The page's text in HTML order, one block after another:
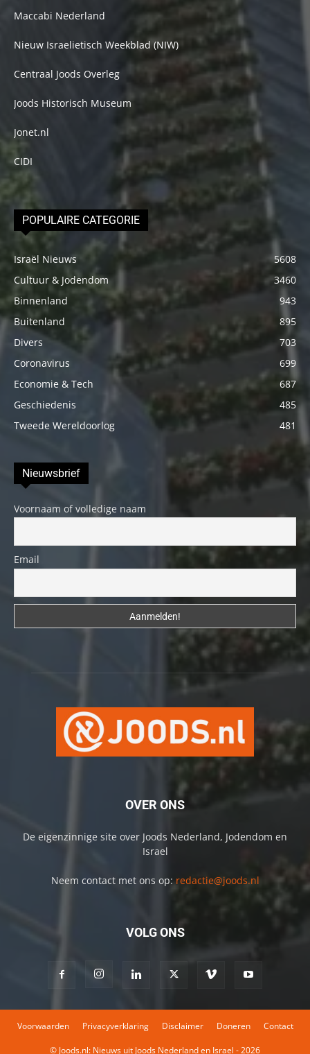
Maccabi Nederland
Nieuw Israelietisch Weekblad (NIW)
Centraal Joods Overleg
Joods Historisch Museum
Jonet.nl
CIDI
POPULAIRE CATEGORIE
Israël Nieuws
5608
Cultuur & Jodendom
3460
Binnenland
943
Buitenland
895
Divers
703
Coronavirus
699
Economie & Tech
687
Geschiedenis
485
Tweede Wereldoorlog
481
Nieuwsbrief
Voornaam of volledige naam
Email
OVER ONS
De eigenzinnige site over Joods Nederland, Jodendom en
Israel
Neem contact met ons op: redactie@joods.nl
VOLG ONS
Voorwaarden Privacyverklaring Disclaimer Doneren Contact
© Joods.nl: Nieuws uit Joods Nederland en Israel - 2026